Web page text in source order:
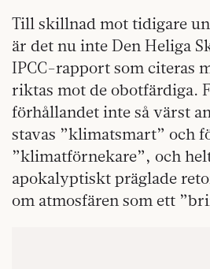
Till skillnad mot tidigare
är det nu inte Den Heliga
IPCC-rapport som citeras
riktas mot de obotfärdiga.
förhållandet inte så värst
stavas ”klimatsmart” och
”klimatförnekare”, och
apokalyptiskt präglade
om atmosfären som ett